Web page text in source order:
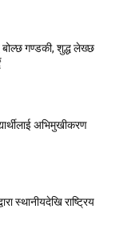
बोल्छ गण्डकी, शुद्ध लेख्छ
अभिमुखीकरण
स्थानीयदेखि राष्ट्रिय